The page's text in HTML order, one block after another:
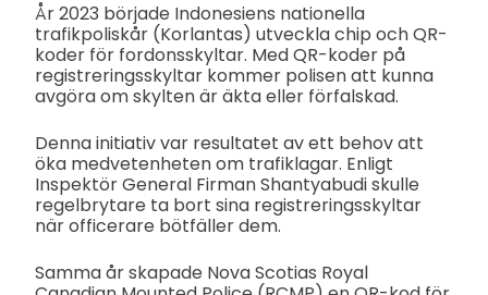
År 2023 började Indonesiens nationella
trafikpoliskår (Korlantas) utveckla chip och QR-
koder för fordonsskyltar. Med QR-koder på
registreringsskyltar kommer polisen att kunna
avgöra om skylten är äkta eller förfalskad.
Denna initiativ var resultatet av ett behov att
öka medvetenheten om trafiklagar. Enligt
Inspektör General Firman Shantyabudi skulle
regelbrytare ta bort sina registreringsskyltar
när officerare bötfäller dem.
Samma år skapade Nova Scotias Royal